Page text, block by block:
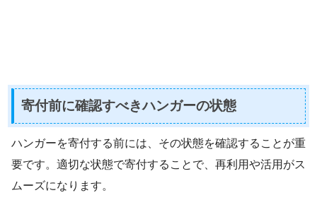
寄付前に確認すべきハンガーの状態
ハンガーを寄付する前には、その状態を確認することが重
要です。適切な状態で寄付することで、再利用や活用がス
ムーズになります。